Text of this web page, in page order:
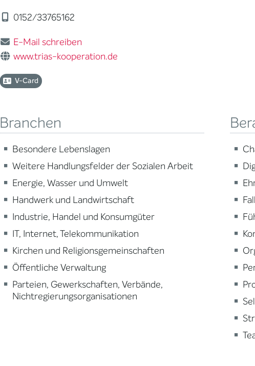
0152/33765162
E-Mail schreiben
www.trias-kooperation.de
V-Card
Branchen
Besondere Lebenslagen
Weitere Handlungsfelder der Sozialen Arbeit
Energie, Wasser und Umwelt
Handwerk und Landwirtschaft
Industrie, Handel und Konsumgüter
IT, Internet, Telekommunikation
Kirchen und Religionsgemeinschaften
Öffentliche Verwaltung
Parteien, Gewerkschaften, Verbände,
Nichtregierungsorganisationen